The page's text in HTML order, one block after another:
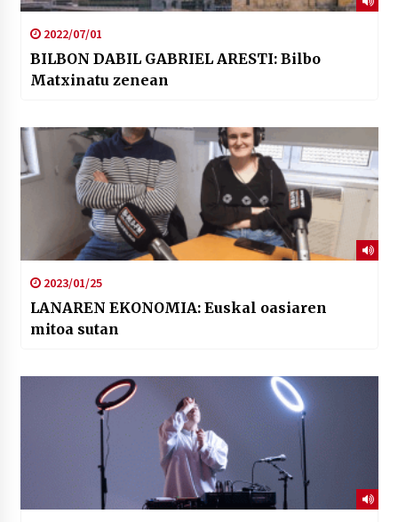
2022/07/01
BILBON DABIL GABRIEL ARESTI: Bilbo
Matxinatu zenean
2023/01/25
LANAREN EKONOMIA: Euskal oasiaren
mitoa sutan